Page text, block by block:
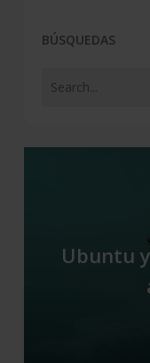
BÚSQUEDAS
Ubuntu